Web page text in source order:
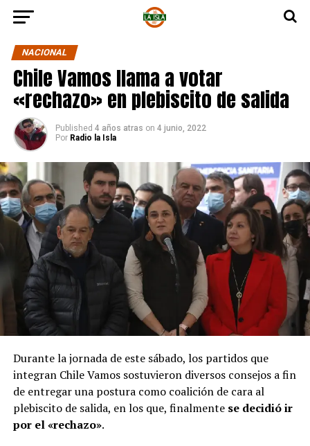
NACIONAL
Chile Vamos llama a votar
«rechazo» en plebiscito de salida
Published 4 años atras on 4 junio, 2022
Por Radio la Isla
Durante la jornada de este sábado, los partidos que
integran Chile Vamos sostuvieron diversos consejos a fin
de entregar una postura como coalición de cara al
plebiscito de salida, en los que, finalmente se decidió ir
por el «rechazo».